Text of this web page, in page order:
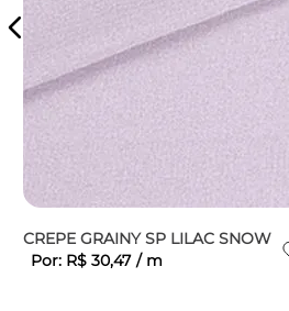
CREPE GRAINY SP LILAC SNOW
Por: R$ 30,47 / m